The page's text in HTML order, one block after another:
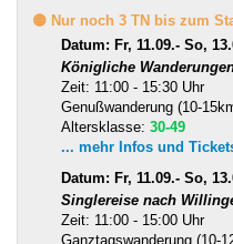
🟡 Nur noch 3 TN bis zum
Datum: Fr, 11.09.- So,
Königliche
Zeit: 11:00 - 15:30 Uhr
Genußwanderung (10-
Altersklasse: 30-49
... mehr Infos und
Datum: Fr, 11.09.- So,
Singlereise nach
Zeit: 11:00 - 15:00 Uhr
Ganztagswanderung (10-